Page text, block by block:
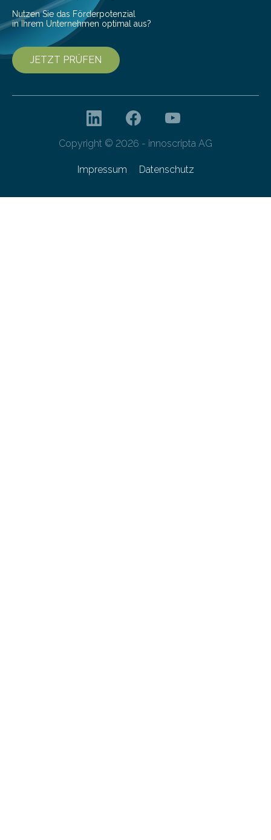
Nutzen Sie das Förderpotenzial
in Ihrem Unternehmen optimal aus?
JETZT PRÜFEN
Copyright © 2026 - innoscripta AG
Impressum Datenschutz